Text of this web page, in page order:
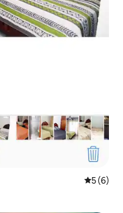
5 (6)